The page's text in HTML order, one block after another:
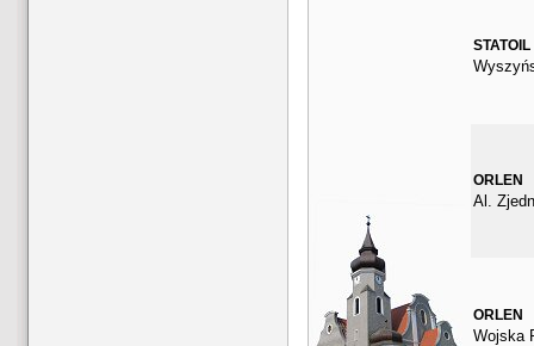
STATOIL
ORLEN
Al.
ORLEN
Wojska